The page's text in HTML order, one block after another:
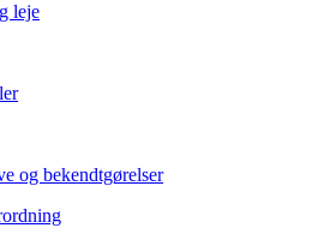
leje
og bekendtgørelser